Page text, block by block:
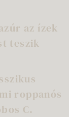
az ízek
teszik
roppanós
C.